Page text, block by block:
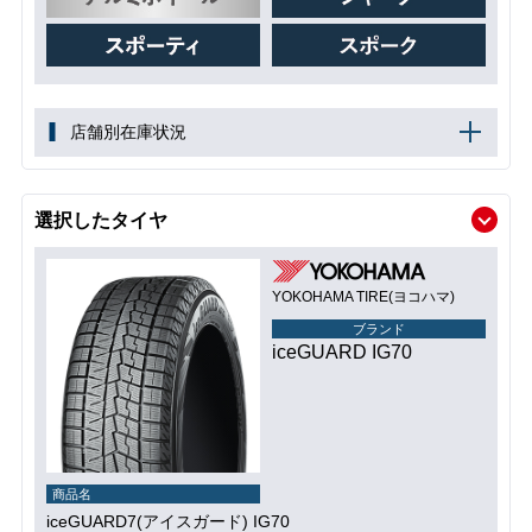
店舗別在庫状況
選択したタイヤ
YOKOHAMA TIRE(ヨコハマ)
ブランド
iceGUARD IG70
商品名
iceGUARD7(アイスガード) IG70